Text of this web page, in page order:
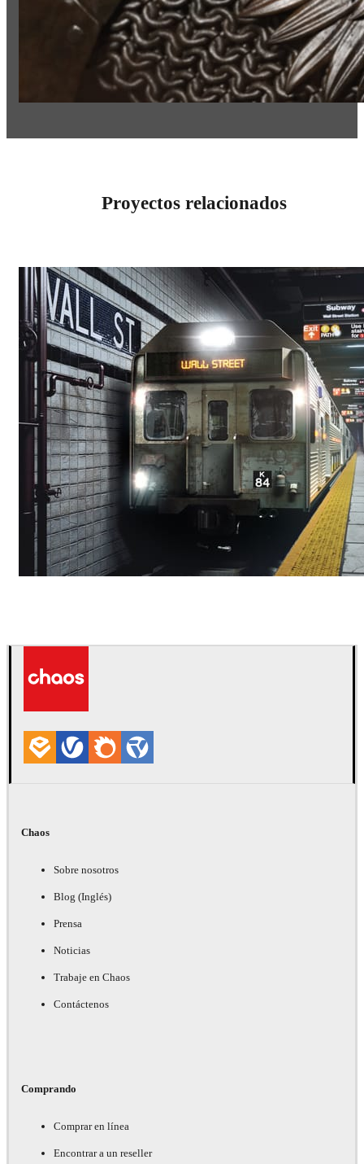
Proyectos relacionados
Chaos
Sobre nosotros
Blog (Inglés)
Prensa
Noticias
Trabaje en Chaos
Contáctenos
Comprando
Comprar en línea
Encontrar a un reseller